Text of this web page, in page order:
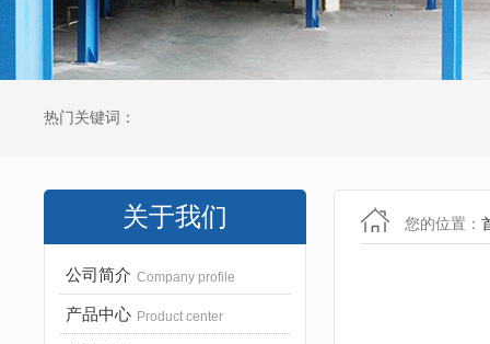
热门关键词：
关于我们
公司简介 Company profile
产品中心 Product center
您的位置：